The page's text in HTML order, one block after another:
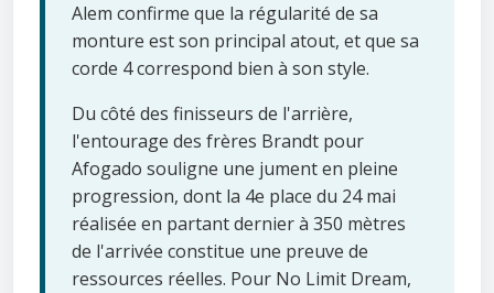
Alem confirme que la régularité de sa
monture est son principal atout, et que sa
corde 4 correspond bien à son style.
Du côté des finisseurs de l'arrière,
l'entourage des frères Brandt pour
Afogado souligne une jument en pleine
progression, dont la 4e place du 24 mai
réalisée en partant dernier à 350 mètres
de l'arrivée constitue une preuve de
ressources réelles. Pour No Limit Dream,